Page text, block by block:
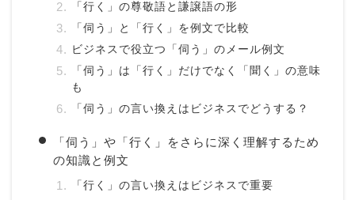
「行く」の尊敬語と謙譲語の形
「伺う」と「行く」を例文で比較
ビジネスで役立つ「伺う」のメール例文
「伺う」は「行く」だけでなく「聞く」の意味
も
「伺う」の言い換えはビジネスでどうする？
「伺う」や「行く」をさらに深く理解するため
の知識と例文
「行く」の言い換えはビジネスで重要